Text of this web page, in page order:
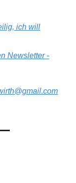
ich will
Newsletter -